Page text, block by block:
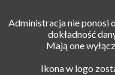
Administracja nie ponosi
dokładność
Mają one
Ikona w logo